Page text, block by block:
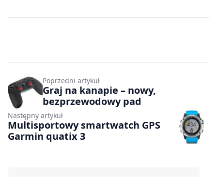
Poprzedni artykuł
Graj na kanapie – nowy,
bezprzewodowy pad
Następny artykuł
Multisportowy smartwatch GPS
Garmin quatix 3